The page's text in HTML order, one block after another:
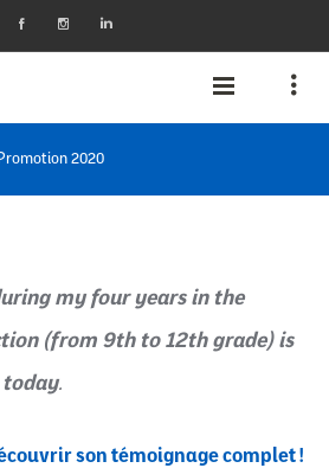
2020
my four years in the
(from 9th to 12th grade) is
today.
son témoignage complet !